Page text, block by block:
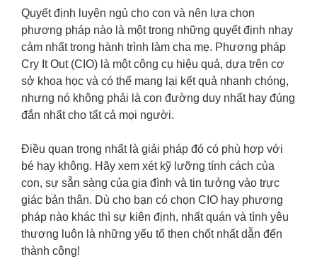
Quyết định luyện ngủ cho con và nên lựa chọn
phương pháp nào là một trong những quyết định nhạy
cảm nhất trong hành trình làm cha mẹ. Phương pháp
Cry It Out (CIO) là một công cụ hiệu quả, dựa trên cơ
sở khoa học và có thể mang lại kết quả nhanh chóng,
nhưng nó không phải là con đường duy nhất hay đúng
đắn nhất cho tất cả mọi người.
Điều quan trọng nhất là giải pháp đó có phù hợp với
bé hay không. Hãy xem xét kỹ lưỡng tính cách của
con, sự sẵn sàng của gia đình và tin tưởng vào trực
giác bản thân. Dù cho bạn có chọn CIO hay phương
pháp nào khác thì sự kiên định, nhất quán và tình yêu
thương luôn là những yếu tố then chốt nhất dẫn đến
thành công!